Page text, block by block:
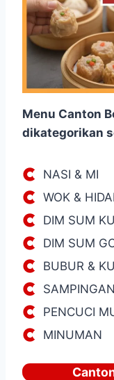
Menu Canton
dikategorikan
NASI & MI
WOK &
DIM SUM
DIM SUM
BUBUR &
SAMPINGAN
PENCUCI
MINUMAN